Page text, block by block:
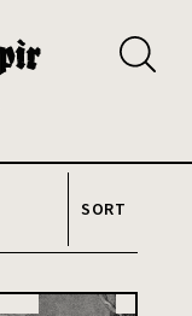
SORT